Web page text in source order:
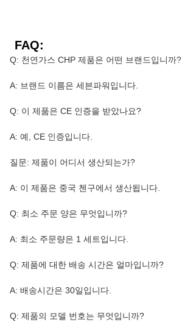
FAQ:
Q: 천연가스 CHP 제품은 어떤 브랜드입니까?
A: 브랜드 이름은 세븐파워입니다.
Q: 이 제품은 CE 인증을 받았나요?
A: 예, CE 인증입니다.
질문: 제품이 어디서 생산되는가?
A: 이 제품은 중국 첸구에서 생산됩니다.
Q: 최소 주문 양은 무엇입니까?
A: 최소 주문량은 1 세트입니다.
Q: 제품에 대한 배송 시간은 얼마입니까?
A: 배송시간은 30일입니다.
Q: 제품의 모델 번호는 무엇입니까?